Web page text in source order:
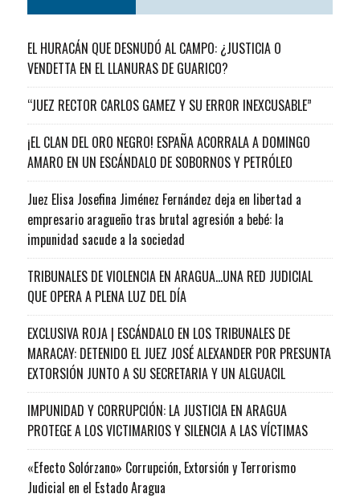
EL HURACÁN QUE DESNUDÓ AL CAMPO: ¿JUSTICIA O
VENDETTA EN EL LLANURAS DE GUARICO?
“JUEZ RECTOR CARLOS GAMEZ Y SU ERROR INEXCUSABLE”
¡EL CLAN DEL ORO NEGRO! ESPAÑA ACORRALA A DOMINGO
AMARO EN UN ESCÁNDALO DE SOBORNOS Y PETRÓLEO
Juez Elisa Josefina Jiménez Fernández deja en libertad a
empresario aragueño tras brutal agresión a bebé: la
impunidad sacude a la sociedad
TRIBUNALES DE VIOLENCIA EN ARAGUA…UNA RED JUDICIAL
QUE OPERA A PLENA LUZ DEL DÍA
EXCLUSIVA ROJA | ESCÁNDALO EN LOS TRIBUNALES DE
MARACAY: DETENIDO EL JUEZ JOSÉ ALEXANDER POR PRESUNTA
EXTORSIÓN JUNTO A SU SECRETARIA Y UN ALGUACIL
IMPUNIDAD Y CORRUPCIÓN: LA JUSTICIA EN ARAGUA
PROTEGE A LOS VICTIMARIOS Y SILENCIA A LAS VÍCTIMAS
«Efecto Solórzano» Corrupción, Extorsión y Terrorismo
Judicial en el Estado Aragua